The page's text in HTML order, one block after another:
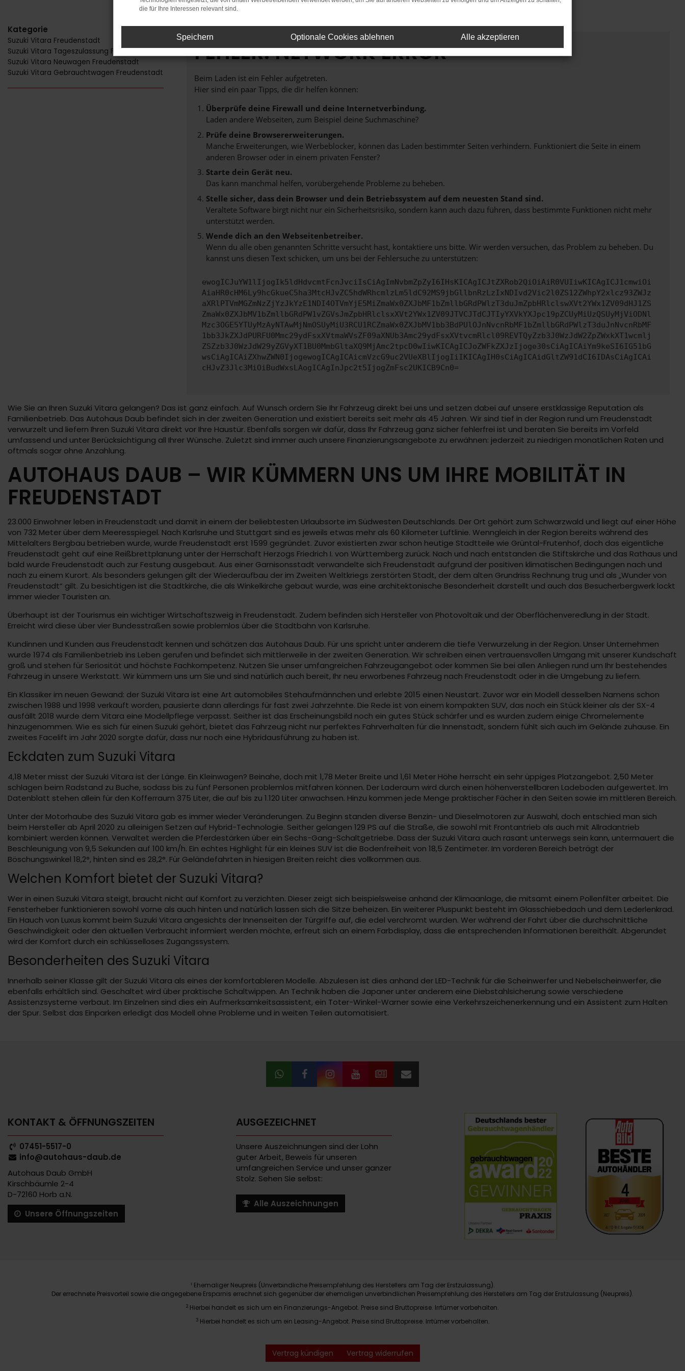
Kategorie
Suzuki Vitara Freudenstadt
Suzuki Vitara Tageszulassung Freudenstadt
Suzuki Vitara Neuwagen Freudenstadt
Suzuki Vitara Gebrauchtwagen Freudenstadt
FEHLER: NETWORK ERROR
Beim Laden ist ein Fehler aufgetreten.
Hier sind ein paar Tipps, die dir helfen können:
Überprüfe deine Firewall und deine Internetverbindung.
Laden andere Webseiten, zum Beispiel deine Suchmaschine?
Prüfe deine Browsererweiterungen.
Manche Erweiterungen, wie Werbeblocker, können das Laden bestimmter Seiten verhindern. Funktioniert die Seite in einem
anderen Browser oder in einem privaten Fenster?
Starte dein Gerät neu.
Das kann manchmal helfen, vorübergehende Probleme zu beheben.
Stelle sicher, dass dein Browser und dein Betriebssystem auf dem neuesten Stand sind.
Veraltete Software birgt nicht nur ein Sicherheitsrisiko, sondern kann auch dazu führen, dass bestimmte Funktionen nicht mehr
unterstützt werden.
Wende dich an den Webseitenbetreiber.
Wenn du alle oben genannten Schritte versucht hast, kontaktiere uns bitte. Wir werden versuchen, das Problem zu beheben. Du
kannst uns diesen Text schicken, um uns bei der Fehlersuche zu unterstützen:
ewogICJuYW1lIjogIk5ldHdvcmtFcnJvciIsCiAgImNvbmZpZyI6IHsKICAgICJtZXRob2QiOiAiR0VUIiwKICAgICJ1cmwiOi
AiaHR0cHM6Ly9hcGkueC5ha3MtcHJvZC5hdWRhcmlzLm5ldC92MS9jbGllbnRzLzIxNDIvd2Vic2l0ZS12ZWhpY2xlcz93ZWJz
aXRlPTVmMGZmNzZjYzJkYzE1NDI4OTVmYjE5MiZmaWx0ZXJbMF1bZmllbGRdPWlzT3duJmZpbHRlclswXVt2YWx1ZV09dHJ1ZS
ZmaWx0ZXJbMV1bZmllbGRdPW1vZGVsJmZpbHRlclsxXVt2YWx1ZV09JTVCJTdCJTIyYXVkYXJpc19pZCUyMiUzQSUyMjViODNl
Mzc3OGE5YTUyMzAyNTAwMjNmOSUyMiU3RCU1RCZmaWx0ZXJbMV1bb3BdPUlOJnNvcnRbMF1bZmllbGRdPWlzT3duJnNvcnRbMF
1bb3JkZXJdPURFU0Mmc29ydFsxXVtmaWVsZF09aXNUb3Amc29ydFsxXVtvcmRlcl09REVTQyZzb3J0WzJdW2ZpZWxkXT1wcmlj
ZSZzb3J0WzJdW29yZGVyXT1BU0MmbGltaXQ9MjAmc2tpcD0wIiwKICAgICJoZWFkZXJzIjoge30sCiAgICAiYm9keSI6IG51bG
wsCiAgICAiZXhwZWN0IjogewogICAgICAicmVzcG9uc2VUeXBlIjogIiIKICAgIH0sCiAgICAidGltZW91dCI6IDAsCiAgICAi
cHJvZ3Jlc3MiOiBudWxsLAogICAgInJpc2t5IjogZmFsc2UKICB9Cn0=
Wie Sie an Ihren Suzuki Vitara gelangen? Das ist ganz einfach. Auf Wunsch ordern Sie Ihr Fahrzeug direkt bei uns und setzen dabei auf unsere erstklassige Reputation als
Familienbetrieb. Das Autohaus Daub befindet sich in der zweiten Generation und existiert bereits seit mehr als 45 Jahren. Wir sind tief in der Region rund um Freudenstadt
verwurzelt und liefern Ihren Suzuki Vitara direkt vor Ihre Haustür. Ebenfalls sorgen wir dafür, dass Ihr Fahrzeug ganz sicher fehlerfrei ist und beraten Sie bereits im Vorfeld
umfassend und unter Berücksichtigung all Ihrer Wünsche. Zuletzt sind immer auch unsere Finanzierungsangebote zu erwähnen: jederzeit zu niedrigen monatlichen Raten und
oftmals sogar ohne Anzahlung.
AUTOHAUS DAUB – WIR KÜMMERN UNS UM IHRE MOBILITÄT IN
FREUDENSTADT
23.000 Einwohner leben in Freudenstadt und damit in einem der beliebtesten Urlaubsorte im Südwesten Deutschlands. Der Ort gehört zum Schwarzwald und liegt auf einer Höhe
von 732 Meter über dem Meeresspiegel. Nach Karlsruhe und Stuttgart sind es jeweils etwas mehr als 60 Kilometer Luftlinie. Wenngleich in der Region bereits während des
Mittelalters Bergbau betrieben wurde, wurde Freudenstadt erst 1599 gegründet. Zuvor existierten zwar schon heutige Stadtteile wie Grüntal-Frutenhof, doch das eigentliche
Freudenstadt geht auf eine Reißbrettplanung unter der Herrschaft Herzogs Friedrich I. von Württemberg zurück. Nach und nach entstanden die Stiftskirche und das Rathaus und
bald wurde Freudenstadt auch zur Festung ausgebaut. Aus einer Garnisonsstadt verwandelte sich Freudenstadt aufgrund der positiven klimatischen Bedingungen nach und
nach zu einem Kurort. Als besonders gelungen gilt der Wiederaufbau der im Zweiten Weltkriegs zerstörten Stadt, der dem alten Grundriss Rechnung trug und als „Wunder von
Freudenstadt“ gilt. Zu besichtigen ist die Stadtkirche, die als Winkelkirche gebaut wurde, was eine architektonische Besonderheit darstellt und auch das Besucherbergwerk lockt
immer wieder Touristen an.
Überhaupt ist der Tourismus ein wichtiger Wirtschaftszweig in Freudenstadt. Zudem befinden sich Hersteller von Photovoltaik und der Oberflächenveredlung in der Stadt.
Erreicht wird diese über vier Bundesstraßen sowie problemlos über die Stadtbahn von Karlsruhe.
Kundinnen und Kunden aus Freudenstadt kennen und schätzen das Autohaus Daub. Für uns spricht unter anderem die tiefe Verwurzelung in der Region. Unser Unternehmen
wurde 1974 als Familienbetrieb ins Leben gerufen und befindet sich mittlerweile in der zweiten Generation. Wir schreiben einen vertrauensvollen Umgang mit unserer Kundschaft
groß und stehen für Seriosität und höchste Fachkompetenz. Nutzen Sie unser umfangreichen Fahrzeugangebot oder kommen Sie bei allen Anliegen rund um Ihr bestehendes
Fahrzeug in unsere Werkstatt. Wir kümmern uns um Sie und sind natürlich auch bereit, Ihr neu erworbenes Fahrzeug nach Freudenstadt oder in die Umgebung zu liefern.
Ein Klassiker im neuen Gewand: der Suzuki Vitara ist eine Art automobiles Stehaufmännchen und erlebte 2015 einen Neustart. Zuvor war ein Modell desselben Namens schon
zwischen 1988 und 1998 verkauft worden, pausierte dann allerdings für fast zwei Jahrzehnte. Die Rede ist von einem kompakten SUV, das noch ein Stück kleiner als der SX-4
ausfällt 2018 wurde dem Vitara eine Modellpflege verpasst. Seither ist das Erscheinungsbild noch ein gutes Stück schärfer und es wurden zudem einige Chromelemente
hinzugenommen. Wie es sich für einen Suzuki gehört, bietet das Fahrzeug nicht nur perfektes Fahrverhalten für die Innenstadt, sondern fühlt sich auch im Gelände zuhause. Ein
zweites Facelift im Jahr 2020 sorgte dafür, dass nur noch eine Hybridausführung zu haben ist.
Eckdaten zum Suzuki Vitara
4,18 Meter misst der Suzuki Vitara ist der Länge. Ein Kleinwagen? Beinahe, doch mit 1,78 Meter Breite und 1,61 Meter Höhe herrscht ein sehr üppiges Platzangebot. 2,50 Meter
schlagen beim Radstand zu Buche, sodass bis zu fünf Personen problemlos mitfahren können. Der Laderaum wird durch einen höhenverstellbaren Ladeboden aufgewertet. Im
Datenblatt stehen allein für den Kofferraum 375 Liter, die auf bis zu 1.120 Liter anwachsen. Hinzu kommen jede Menge praktischer Fächer in den Seiten sowie im mittleren Bereich.
Unter der Motorhaube des Suzuki Vitara gab es immer wieder Veränderungen. Zu Beginn standen diverse Benzin- und Dieselmotoren zur Auswahl, doch entschied man sich
beim Hersteller ab April 2020 zu alleinigen Setzen auf Hybrid-Technologie. Seither gelangen 129 PS auf die Straße, die sowohl mit Frontantrieb als auch mit Allradantrieb
kombiniert werden können. Verwaltet werden die Pferdestärken über ein Sechs-Gang-Schaltgetriebe. Dass der Suzuki Vitara auch rasant unterwegs sein kann, untermauert die
Beschleunigung von 9,5 Sekunden auf 100 km/h. Ein echtes Highlight für ein kleines SUV ist die Bodenfreiheit von 18,5 Zentimeter. Im vorderen Bereich beträgt der
Böschungswinkel 18,2°, hinten sind es 28,2°. Für Geländefahrten in hiesigen Breiten reicht dies vollkommen aus.
Welchen Komfort bietet der Suzuki Vitara?
Wer in einen Suzuki Vitara steigt, braucht nicht auf Komfort zu verzichten. Dieser zeigt sich beispielsweise anhand der Klimaanlage, die mitsamt einem Pollenfilter arbeitet. Die
Fensterheber funktionieren sowohl vorne als auch hinten und natürlich lassen sich die Sitze beheizen. Ein weiterer Pluspunkt besteht im Glasschiebedach und dem Lederlenkrad.
Ein Hauch von Luxus kommt beim Suzuki Vitara angesichts der Innenseiten der Türgriffe auf, die edel verchromt wurden. Wer während der Fahrt über die durchschnittliche
Geschwindigkeit oder den aktuellen Verbraucht informiert werden möchte, erfreut sich an einem Farbdisplay, dass die entsprechenden Informationen bereithält. Abgerundet
wird der Komfort durch ein schlüsselloses Zugangssystem.
Besonderheiten des Suzuki Vitara
Innerhalb seiner Klasse gilt der Suzuki Vitara als eines der komfortableren Modelle. Abzulesen ist dies anhand der LED-Technik für die Scheinwerfer und Nebelscheinwerfer, die
ebenfalls erhältlich sind. Geschaltet wird über praktische Schaltwippen. An Technik haben die Japaner unter anderem eine Diebstahlsicherung sowie verschiedene
Assistenzsysteme verbaut. Im Einzelnen sind dies ein Aufmerksamkeitsassistent, ein Toter-Winkel-Warner sowie eine Verkehrszeichenerkennung und ein Assistent zum Halten
der Spur. Selbst das Einparken erledigt das Modell ohne Probleme und in weiten Teilen automatisiert.
KONTAKT & ÖFFNUNGSZEITEN
07451-5517-0
info@autohaus-daub.de
Autohaus Daub GmbH
Kirschbäumle 2-4
D-72160 Horb a.N.
Unsere Öffnungszeiten
AUSGEZEICHNET
Unsere Auszeichnungen sind der Lohn
guter Arbeit, Beweis für unseren
umfangreichen Service und unser ganzer
Stolz. Sehen Sie selbst:
Alle Auszeichnungen
1 Ehemaliger Neupreis (Unverbindliche Preisempfehlung des Herstellers am Tag der Erstzulassung).
Der errechnete Preisvorteil sowie die angegebene Ersparnis errechnet sich gegenüber der ehemaligen unverbindlichen Preisempfehlung des Herstellers am Tag der Erstzulassung (Neupreis).
2 Hierbei handelt es sich um ein Finanzierungs-Angebot. Preise sind Bruttopreise. Irrtümer vorbehalten.
3 Hierbei handelt es sich um ein Leasing-Angebot. Preise sind Bruttopreise. Irrtümer vorbehalten.
Vertrag kündigen Vertrag widerrufen
die für Ihre Interessen relevant sind.
Speichern Optionale Cookies ablehnen Alle akzeptieren